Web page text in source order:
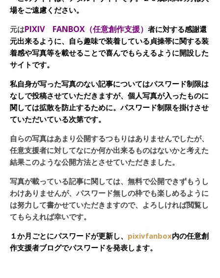
場をご遠慮ください。
元はPIXIV FANBOX（任意創作支援） 者に対する感謝還
元出来るように、自ら趣味で装着している貞操帯に関する装
着感や写真等を載せることで喜んでもらえるように開設した
サイトです。
私自身が写った写真のない記事についてはパスワード制限は
なしで投稿させていただきますが、個人写真が入ったものに
関しては拡散を防止するために。パスワード制限を掛けさせ
ていただいている次第です。
自らの写真はあまり公開するつもりはありませんでしたが、
任意支援者に対してなにか何か出来るものはないかと考えた
結果このような公開方法とさせていただきました。
写真が載っている記事に関しては、無料で公開できずもうし
わけありませんが、パスワード無しの枠でも楽しめるように
は努力して書かせていただきますので、よろしければ閲覧し
てもらえれば幸いです。
１か月ごとにパスワードが更新し、 pixivfanbox内の任意創
作支援者ブログでパスワードを発表します。